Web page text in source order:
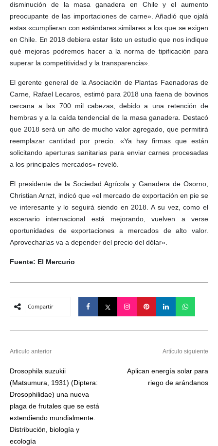
disminución de la masa ganadera en Chile y el aumento
preocupante de las importaciones de carne». Añadió que ojalá
estas «cumplieran con estándares similares a los que se exigen
en Chile. En 2018 debiera estar listo un estudio que nos indique
qué mejoras podremos hacer a la norma de tipificación para
superar la competitividad y la transparencia».
El gerente general de la Asociación de Plantas Faenadoras de
Carne, Rafael Lecaros, estimó para 2018 una faena de bovinos
cercana a las 700 mil cabezas, debido a una retención de
hembras y a la caída tendencial de la masa ganadera. Destacó
que 2018 será un año de mucho valor agregado, que permitirá
reemplazar cantidad por precio. «Ya hay firmas que están
solicitando aperturas sanitarias para enviar carnes procesadas
a los principales mercados» reveló.
El presidente de la Sociedad Agrícola y Ganadera de Osorno,
Christian Arnzt, indicó que «el mercado de exportación en pie se
ve interesante y lo seguirá siendo en 2018. A su vez, como el
escenario internacional está mejorando, vuelven a verse
oportunidades de exportaciones a mercados de alto valor.
Aprovecharlas va a depender del precio del dólar».
Fuente: El Mercurio
Compartir
Articulo anterior
Drosophila suzukii
(Matsumura, 1931) (Diptera:
Drosophilidae) una nueva
plaga de frutales que se está
extendiendo mundialmente.
Distribución, biología y
ecología
Artículo siguiente
Aplican energía solar para
riego de arándanos